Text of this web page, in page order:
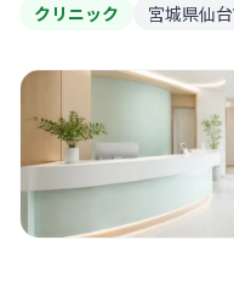
クリニック 宮城県仙